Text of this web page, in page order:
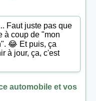
Faut juste pas que
à coup de "mon
😂 Et puis, ça
à jour, ça, c'est
automobile et vos